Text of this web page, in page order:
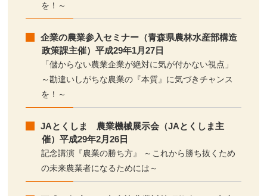
を！～
企業の農業参入セミナー（青森県農林水産部構造
政策課主催）平成29年1月27日
「儲からない農業企業が絶対に気が付かない視点」
～勘違いしがちな農業の『本質』に気づきチャンス
を！～
JAとくしま 農業機械展示会（JAとくしま主
催）平成29年2月26日
記念講演『農業の勝ち方』 ～これから勝ち抜くため
の未来農業者になるためには～